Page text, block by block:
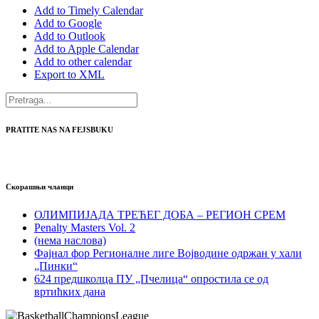
Add to Timely Calendar
Add to Google
Add to Outlook
Add to Apple Calendar
Add to other calendar
Export to XML
PRATITE NAS NA FEJSBUKU
Скорашњи чланци
ОЛИМПИЈАДА ТРЕЋЕГ ДОБА – РЕГИОН СРЕМ
Penalty Masters Vol. 2
(нема наслова)
Фајнал фор Регионалне лиге Војводине одржан у хали
„Пинки“
624 предшколца ПУ „Пчелица“ опростила се од
вртићких дана